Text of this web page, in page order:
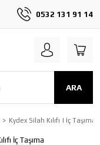
0532 131 91 14
ARA
Kydex Silah Kılıfı | İç Taşıma